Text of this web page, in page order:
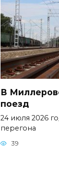
В
поезд
24 июля 2026
перегона
39